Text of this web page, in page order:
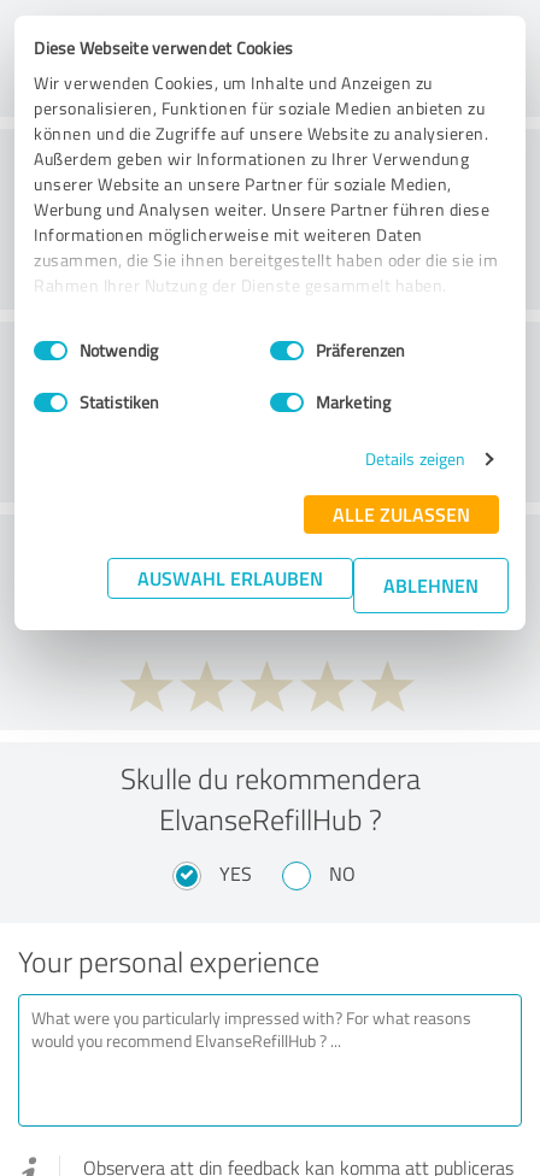
Diese Webseite verwendet Cookies
Wir verwenden Cookies, um Inhalte und Anzeigen zu
personalisieren, Funktionen für soziale Medien anbieten zu
können und die Zugriffe auf unsere Website zu analysieren.
Außerdem geben wir Informationen zu Ihrer Verwendung
unserer Website an unsere Partner für soziale Medien,
Werbung und Analysen weiter. Unsere Partner führen diese
Informationen möglicherweise mit weiteren Daten
zusammen, die Sie ihnen bereitgestellt haben oder die sie im
Rahmen Ihrer Nutzung der Dienste gesammelt haben.
Impressum Datenschutzbestimmungen
Einwilligungsauswahl
Notwendig Präferenzen
Statistiken Marketing
Details zeigen
ALLE ZULASSEN
AUSWAHL ERLAUBEN ABLEHNEN
Webbplats
Kundservice
What do you think of the price to
performance ratio?
Skulle du rekommendera
ElvanseRefillHub ?
YES NO
Your personal experience
Observera att din feedback kan komma att publiceras